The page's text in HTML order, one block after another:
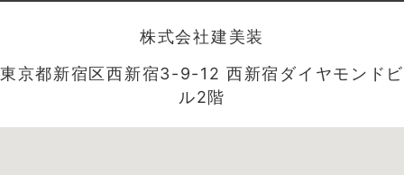
株式会社建美装
東京都新宿区西新宿3-9-12 西新宿ダイヤモンドビ
ル2階